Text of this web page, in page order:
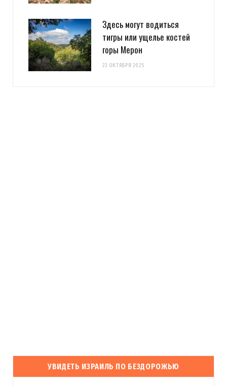
Здесь могут водиться
тигры или ущелье костей
горы Мерон
23 ОКТЯБРЯ 2025
УВИДЕТЬ ИЗРАИЛЬ ПО БЕЗДОРОЖЬЮ